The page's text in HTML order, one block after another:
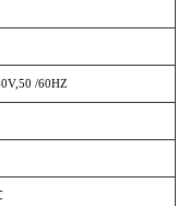
/60HZ